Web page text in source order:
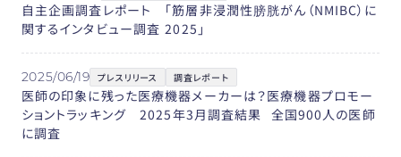
自主企画調査レポート 「筋層非浸潤性膀胱がん（NMIBC）に
関するインタビュー調査 2025」
2025/06/19 プレスリリース 調査レポート
医師の印象に残った医療機器メーカーは？医療機器プロモー
ショントラッキング 2025年3月調査結果 全国900人の医師
に調査